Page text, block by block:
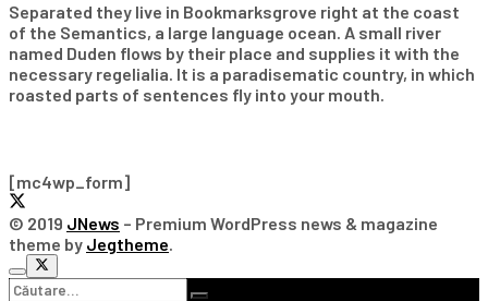
Separated they live in Bookmarksgrove right at the coast
of the Semantics, a large language ocean. A small river
named Duden flows by their place and supplies it with the
necessary regelialia. It is a paradisematic country, in which
roasted parts of sentences fly into your mouth.
[mc4wp_form]
© 2019 JNews – Premium WordPress news & magazine
theme by Jegtheme